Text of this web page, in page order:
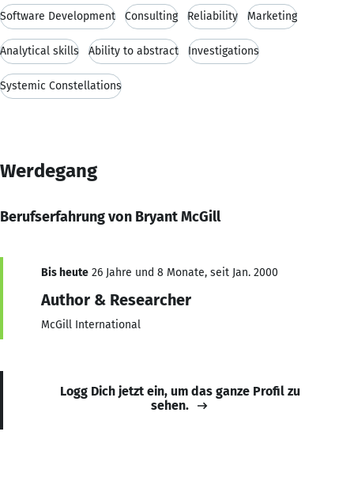
Software Development Consulting Reliability Marketing
Analytical skills Ability to abstract Investigations
Systemic Constellations
Werdegang
Berufserfahrung von Bryant McGill
Bis heute 26 Jahre und 8 Monate, seit Jan. 2000
Author & Researcher
McGill International
Logg Dich jetzt ein, um das ganze Profil zu
sehen.